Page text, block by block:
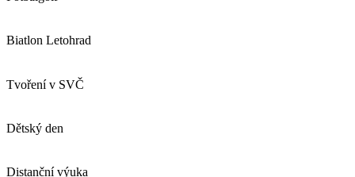
Biatlon Letohrad
Tvoření v SVČ
Dětský den
Distanční výuka